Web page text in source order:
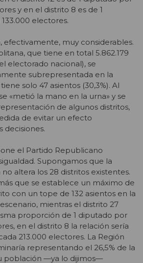
y en el distrito 8 es de 1
electores.
efectivamente, muy considerables.
que tiene en total 5.862.179
electorado nacional), se
subrepresentada en la
solo 47 asientos (30,3%). Al
«metió la mano en la urna» y se
de algunos distritos,
de evitar un efecto
decisiones.
el Partido Republicano
Supongamos que la
altera los 28 distritos existentes.
que se establece un máximo de
con un tope de 132 asientos en la
mientras el distrito 27
proporción de 1 diputado por
en el distrito 8 la relación sería
213.000 electores. La Región
representando el 26,5% de la
población —ya lo dijimos—